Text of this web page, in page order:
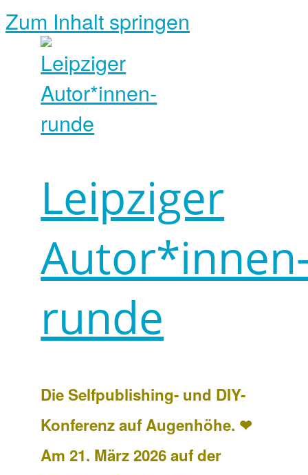
Zum Inhalt springen
Leipziger
runde
Die Selfpublishing- und DIY-
Konferenz auf Augenhöhe. ❤
Am 21. März 2026 auf der